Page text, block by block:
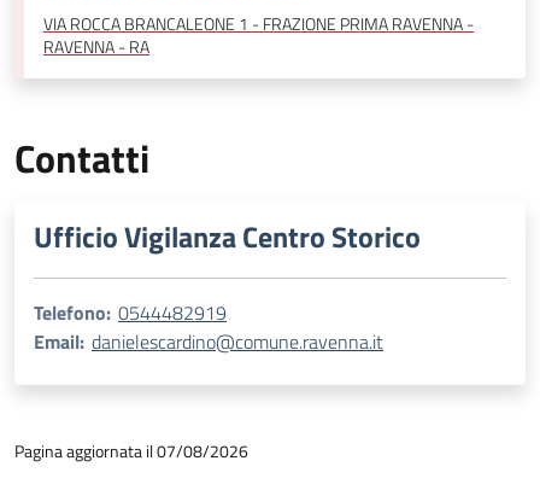
VIA ROCCA BRANCALEONE 1 - FRAZIONE PRIMA RAVENNA -
RAVENNA - RA
Contatti
Ufficio Vigilanza Centro Storico
Telefono: 0544482919
Email: danielescardino@comune.ravenna.it
Pagina aggiornata il 07/08/2026